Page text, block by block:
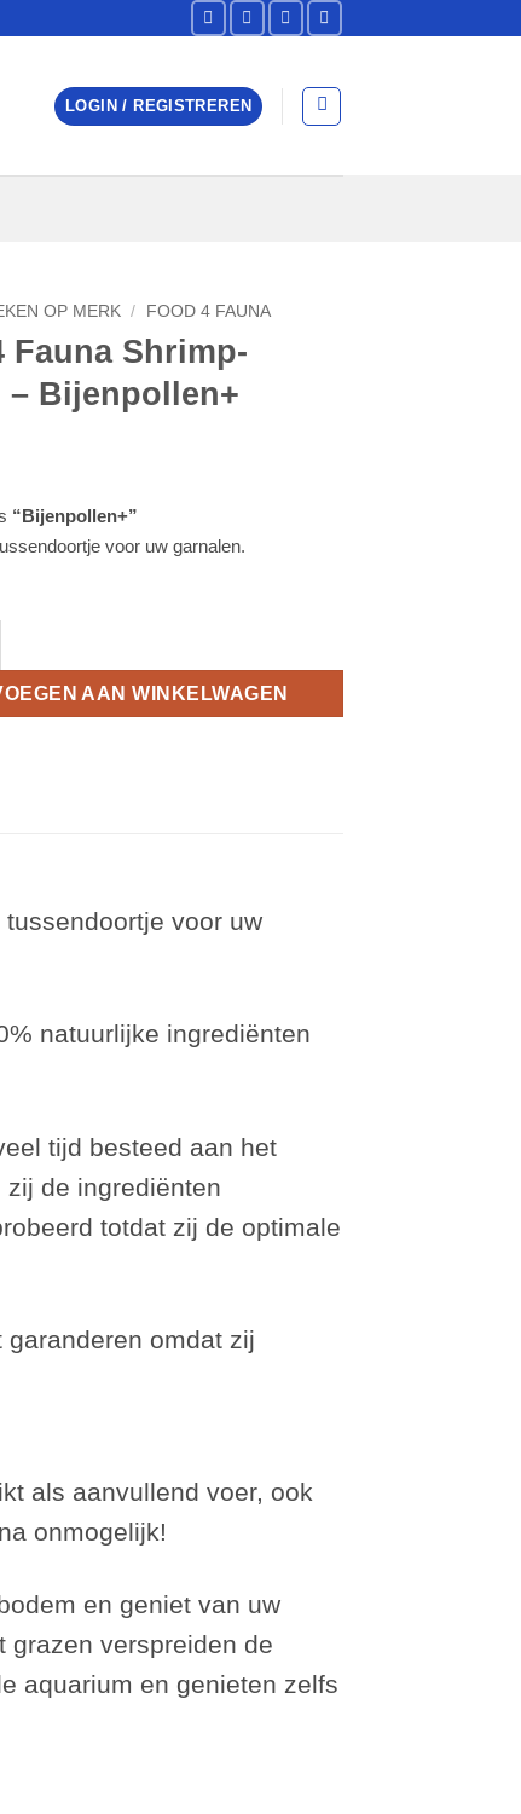
LOGIN / REGISTREREN
OP MERK / FOOD 4 FAUNA
Fauna Shrimp-
Bijenpollen+
“Bijenpollen+”
voor uw garnalen.
Shrimp-Lollies - Bijenpollen+ aantal
AAN WINKELWAGEN
voor uw
natuurlijke ingrediënten
tijd besteed aan het
de ingrediënten
totdat zij de optimale
omdat zij
als aanvullend voer, ook
onmogelijk!
en geniet van uw
grazen verspreiden de
aquarium en genieten zelfs